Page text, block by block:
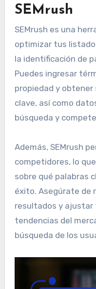
SEMrush
SEMrush es una
optimizar tus
la identificación de
Puedes ingresar
propiedad y obtener
clave, así como
búsqueda y
Además, SEMrush
competidores, lo
sobre qué palabras
éxito. Asegúrate de
resultados y ajustar
tendencias del
búsqueda de los